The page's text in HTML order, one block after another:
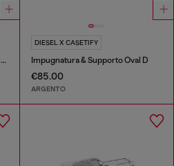
Custodia Biscotto Bumper con Magsafe per iPhone 17 Pro
DIESEL X CASETIFY
Impugnatura & Supporto Oval D
€85.00
ARGENTO